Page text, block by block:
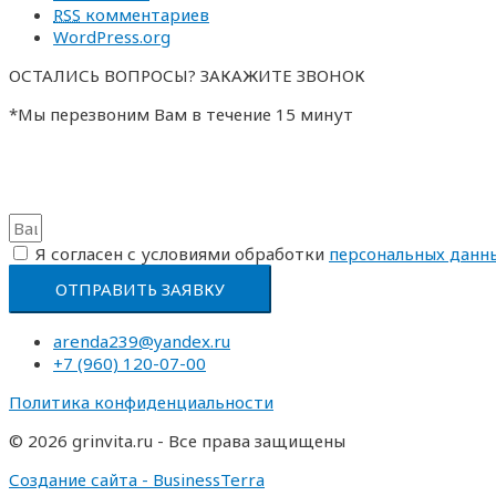
RSS комментариев
WordPress.org
ОСТАЛИСЬ ВОПРОСЫ? ЗАКАЖИТЕ ЗВОНОК
*Мы перезвоним Вам в течение 15 минут
Я согласен с условиями обработки перcональных
ОТПРАВИТЬ ЗАЯВКУ
arenda239@yandex.ru
+7 (960) 120-07-00
Политика конфиденциальности
© 2026 grinvita.ru - Все права защищены
Создание сайта - BusinessTerra